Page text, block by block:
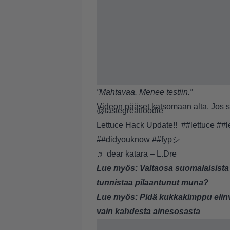
”Mahtavaa. Menee testiin.”
Videon pääset katsomaan alta. Jos
@tastegreatfoodie
Lettuce Hack Update!! ##lettuce
##didyouknow ##fypシ
♬ dear katara – L.Dre
Lue myös: Valtaosa
tunnistaa pilaantunut muna?
Lue myös: Pidä kukkakimppu
vain kahdesta ainesosasta